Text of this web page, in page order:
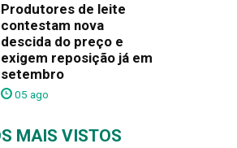
Produtores de leite
contestam nova
descida do preço e
exigem reposição já em
setembro
05 ago
MAIS VISTOS